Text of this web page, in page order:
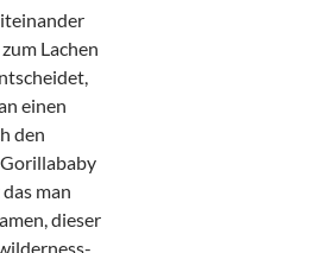
Lachen
einen
den
man
dieser